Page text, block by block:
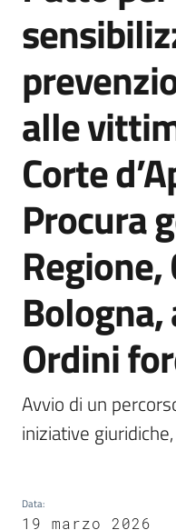
Atti
Bandi
Argomenti
Campagne
di
comunicazione
Seguici
su
alle
Corte
Procura
Ordini
Avvio di un
iniziative
Data:
19 marzo 2026